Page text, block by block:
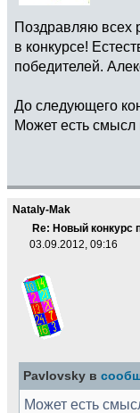
Поздравляю всех
в конкурсе!
победителей.
До следующего
Может есть смысл
Nataly-Mak
Re: Новый конкурс
03.09.2012, 09:16
Pavlovsky в
Может есть